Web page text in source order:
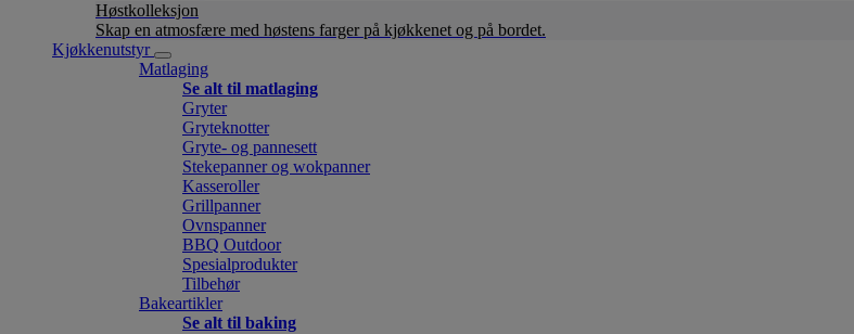
Høstkolleksjon
Skap en atmosfære med høstens farger på kjøkkenet og på bordet.
Kjøkkenutstyr
Matlaging
Se alt til matlaging
Gryter
Gryteknotter
Gryte- og pannesett
Stekepanner og wokpanner
Kasseroller
Grillpanner
Ovnspanner
BBQ Outdoor
Spesialprodukter
Tilbehør
Bakeartikler
Se alt til baking